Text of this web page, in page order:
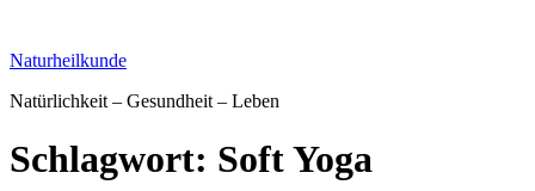
springen
Naturheilkunde
Natürlichkeit – Gesundheit – Leben
Schlagwort: Soft Yoga